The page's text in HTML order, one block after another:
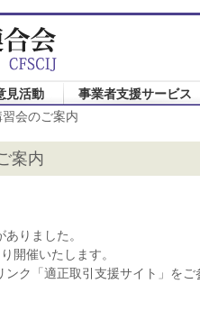
見活動 事業者支援サービス
会のご案内
案内
りました。
開催いたします。
ク「適正取引支援サイト」をご